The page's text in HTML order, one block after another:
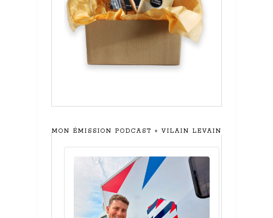
MON ÉMISSION PODCAST « VILAIN LEVAIN »